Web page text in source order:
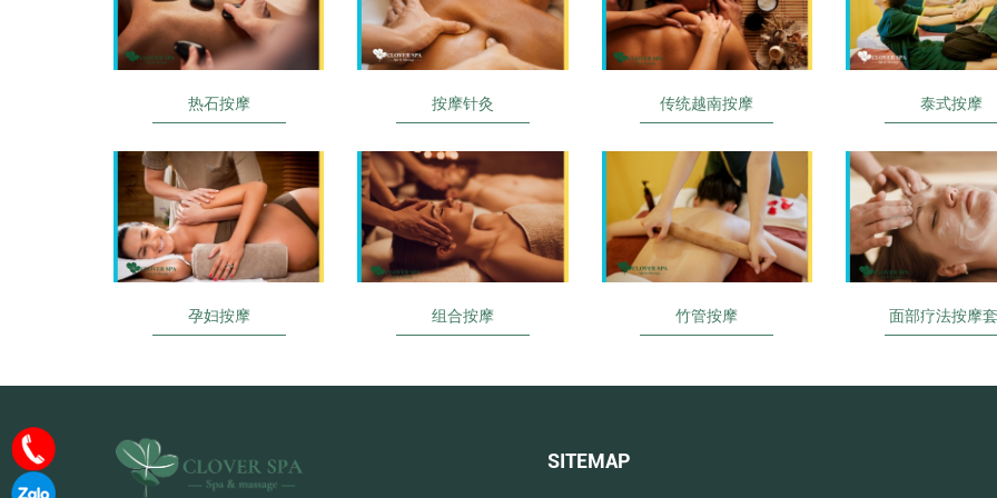
热石按摩 按摩针灸 传统越南按摩 泰式按摩
孕妇按摩 组合按摩 竹管按摩 面部疗法按摩
SITEMAP